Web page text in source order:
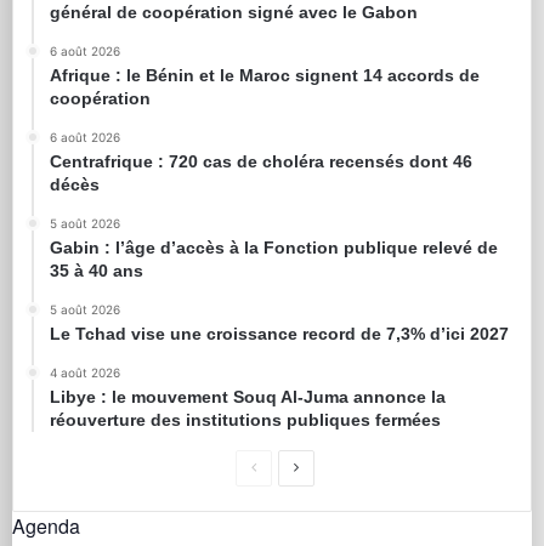
général de coopération signé avec le Gabon
6 août 2026
Afrique : le Bénin et le Maroc signent 14 accords de
coopération
6 août 2026
Centrafrique : 720 cas de choléra recensés dont 46
décès
5 août 2026
Gabin : l’âge d’accès à la Fonction publique relevé de
35 à 40 ans
5 août 2026
Le Tchad vise une croissance record de 7,3% d’ici 2027
4 août 2026
Libye : le mouvement Souq Al-Juma annonce la
réouverture des institutions publiques fermées
Agenda